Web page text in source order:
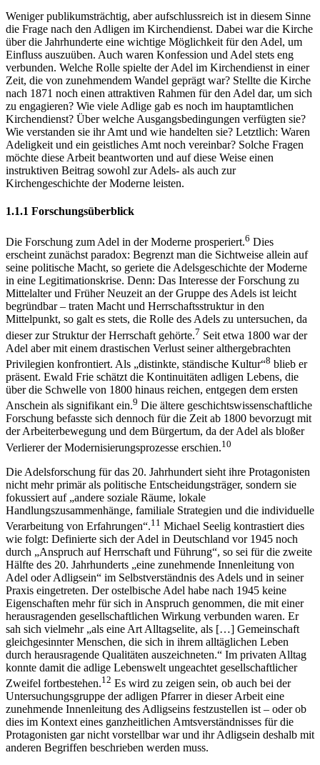
Weniger publikumsträchtig, aber aufschlussreich ist in diesem Sinne
die Frage nach den Adligen im Kirchendienst. Dabei war die Kirche
über die Jahrhunderte eine wichtige Möglichkeit für den Adel, um
Einfluss auszuüben. Auch waren Konfession und Adel stets eng
verbunden. Welche Rolle spielte der Adel im Kirchendienst in einer
Zeit, die von zunehmendem Wandel geprägt war? Stellte die Kirche
nach 1871 noch einen attraktiven Rahmen für den Adel dar, um sich
zu engagieren? Wie viele Adlige gab es noch im hauptamtlichen
Kirchendienst? Über welche Ausgangsbedingungen verfügten sie?
Wie verstanden sie ihr Amt und wie handelten sie? Letztlich: Waren
Adeligkeit und ein geistliches Amt noch vereinbar? Solche Fragen
möchte diese Arbeit beantworten und auf diese Weise einen
instruktiven Beitrag sowohl zur Adels- als auch zur
Kirchengeschichte der Moderne leisten.
1.1.1 Forschungsüberblick
Die Forschung zum Adel in der Moderne prosperiert.6 Dies
erscheint zunächst paradox: Begrenzt man die Sichtweise allein auf
seine politische Macht, so geriete die Adelsgeschichte der Moderne
in eine Legitimationskrise. Denn: Das Interesse der Forschung zu
Mittelalter und Früher Neuzeit an der Gruppe des Adels ist leicht
begründbar – traten Macht und Herrschaftsstruktur in den
Mittelpunkt, so galt es stets, die Rolle des Adels zu untersuchen, da
dieser zur Struktur der Herrschaft gehörte.7 Seit etwa 1800 war der
Adel aber mit einem drastischen Verlust seiner althergebrachten
Privilegien konfrontiert. Als „distinkte, ständische Kultur“8 blieb er
präsent. Ewald Frie schätzt die Kontinuitäten adligen Lebens, die
über die Schwelle von 1800 hinaus reichen, entgegen dem ersten
Anschein als signifikant ein.9 Die ältere geschichtswissenschaftliche
Forschung befasste sich dennoch für die Zeit ab 1800 bevorzugt mit
der Arbeiterbewegung und dem Bürgertum, da der Adel als bloßer
Verlierer der Modernisierungsprozesse erschien.10
Die Adelsforschung für das 20. Jahrhundert sieht ihre Protagonisten
nicht mehr primär als politische Entscheidungsträger, sondern sie
fokussiert auf „andere soziale Räume, lokale
Handlungszusammenhänge, familiale Strategien und die individuelle
Verarbeitung von Erfahrungen“.11 Michael Seelig kontrastiert dies
wie folgt: Definierte sich der Adel in Deutschland vor 1945 noch
durch „Anspruch auf Herrschaft und Führung“, so sei für die zweite
Hälfte des 20. Jahrhunderts „eine zunehmende Innenleitung von
Adel oder Adligsein“ im Selbstverständnis des Adels und in seiner
Praxis eingetreten. Der ostelbische Adel habe nach 1945 keine
Eigenschaften mehr für sich in Anspruch genommen, die mit einer
herausragenden gesellschaftlichen Wirkung verbunden waren. Er
sah sich vielmehr „als eine Art Alltagselite, als […] Gemeinschaft
gleichgesinnter Menschen, die sich in ihrem alltäglichen Leben
durch herausragende Qualitäten auszeichneten.“ Im privaten Alltag
konnte damit die adlige Lebenswelt ungeachtet gesellschaftlicher
Zweifel fortbestehen.12 Es wird zu zeigen sein, ob auch bei der
Untersuchungsgruppe der adligen Pfarrer in dieser Arbeit eine
zunehmende Innenleitung des Adligseins festzustellen ist – oder ob
dies im Kontext eines ganzheitlichen Amtsverständnisses für die
Protagonisten gar nicht vorstellbar war und ihr Adligsein deshalb mit
anderen Begriffen beschrieben werden muss.